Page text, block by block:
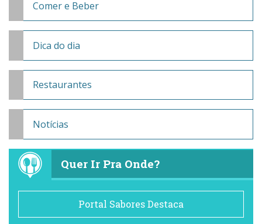
Comer e Beber
Dica do dia
Restaurantes
Notícias
Quer Ir Pra Onde?
Portal Sabores Destaca